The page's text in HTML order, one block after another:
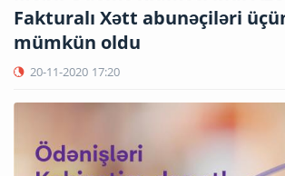
Fakturalı Xətt abunəçiləri
mümkün oldu
20-11-2020 17:20